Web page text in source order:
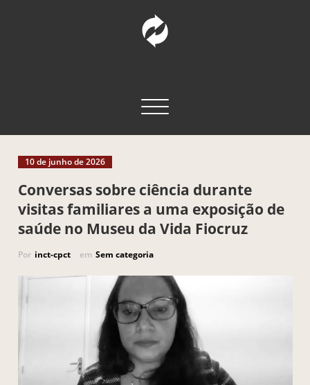
Alternar navegação
10 de junho de 2026
Conversas sobre ciência durante
visitas familiares a uma exposição de
saúde no Museu da Vida Fiocruz
Por inct-cpct em Sem categoria